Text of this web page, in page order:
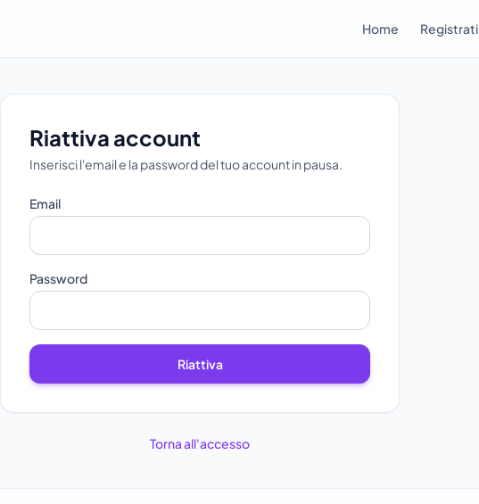
Home Registrati
Riattiva account
Inserisci l'email e la password del tuo account in pausa.
Email
Password
Riattiva
Torna all'accesso